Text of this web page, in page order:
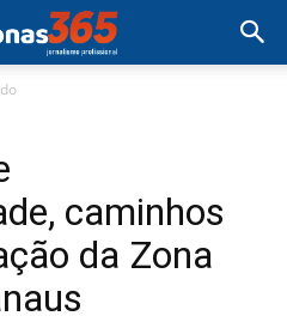
caminhos
da Zona